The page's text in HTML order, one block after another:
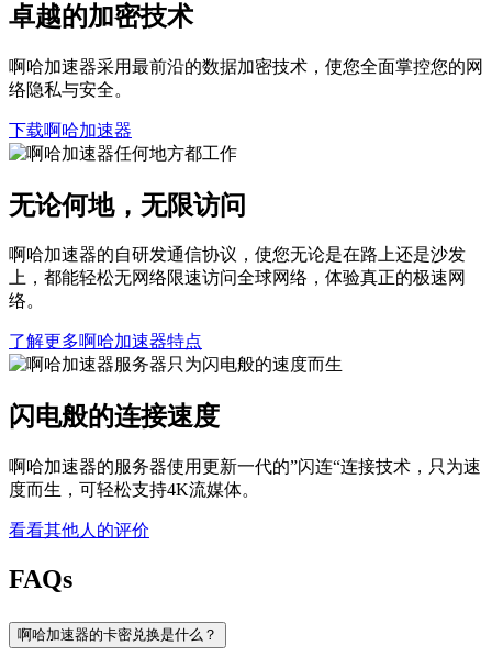
卓越的加密技术
啊哈加速器采用最前沿的数据加密技术，使您全面掌控您的网
络隐私与安全。
下载啊哈加速器
无论何地，无限访问
啊哈加速器的自研发通信协议，使您无论是在路上还是沙发
上，都能轻松无网络限速访问全球网络，体验真正的极速网
络。
了解更多啊哈加速器特点
闪电般的连接速度
啊哈加速器的服务器使用更新一代的”闪连“连接技术，只为速
度而生，可轻松支持4K流媒体。
看看其他人的评价
FAQs
啊哈加速器的卡密兑换是什么？